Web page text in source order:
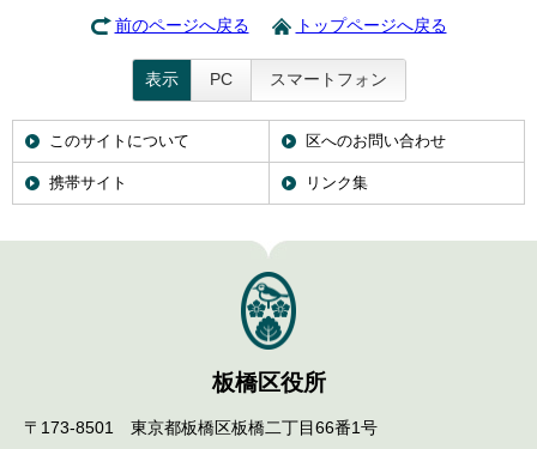
前のページへ戻る トップページへ戻る
表示 PC スマートフォン
このサイトについて 区へのお問い合わせ
携帯サイト リンク集
板橋区役所
〒173-8501 東京都板橋区板橋二丁目66番1号